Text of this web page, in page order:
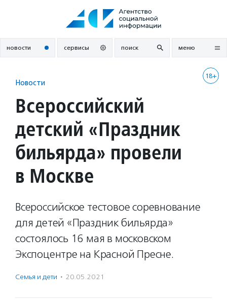
новости сервисы поиск меню
18+
Новости
Всероссийский
детский «Праздник
бильярда» провели
в Москве
Всероссийское тестовое соревнование
для детей «Праздник бильярда»
состоялось 16 мая в московском
Экспоцентре на Красной Пресне.
Семья и дети · 20.05.2021